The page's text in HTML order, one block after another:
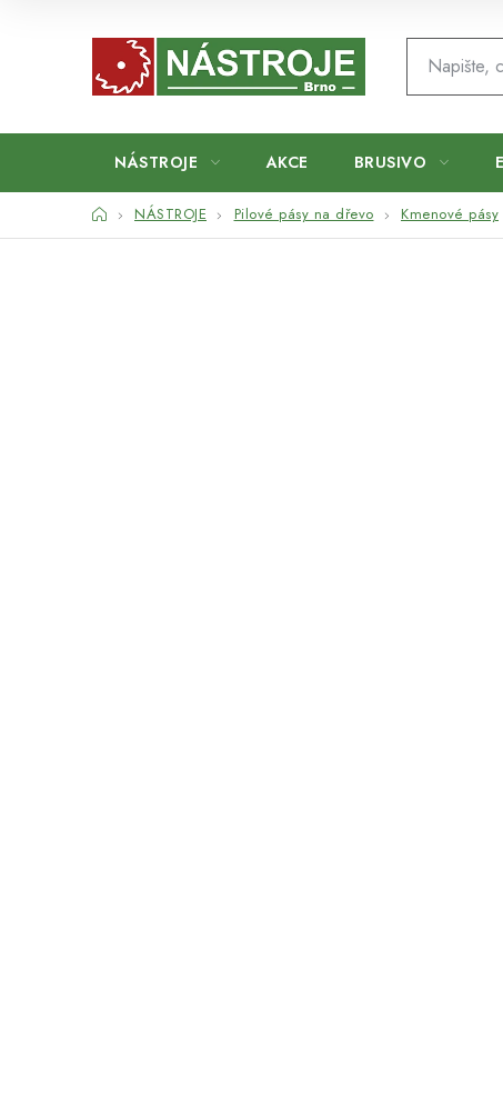
NÁSTROJE AKCE BRUSIVO
DomůNÁSTROJE Pilové pásy na dřevo Kmenové pásy